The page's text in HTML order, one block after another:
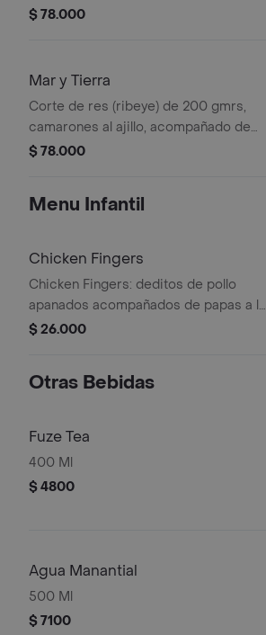
acompañado de puré de papa y
$ 78.000
Mar y Tierra
Corte de res (ribeye) de 200 gmrs,
camarones al ajillo, acompañado de
papa casco y ensalada.
$ 78.000
Menu Infantil
Chicken Fingers
Chicken Fingers: deditos de pollo
apanados acompañados de papas a la
francesa y salsa de tomate.
$ 26.000
Otras Bebidas
Fuze Tea
400 Ml
$ 4800
Agua Manantial
500 Ml
$ 7100